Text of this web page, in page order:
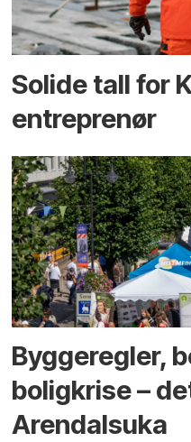
Solide tall for
entreprenør
Bygge­regler,
bolig­krise –
Arendals­uka